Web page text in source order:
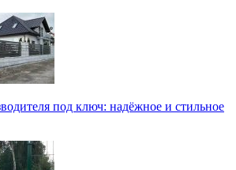
под ключ: надёжное и стильное